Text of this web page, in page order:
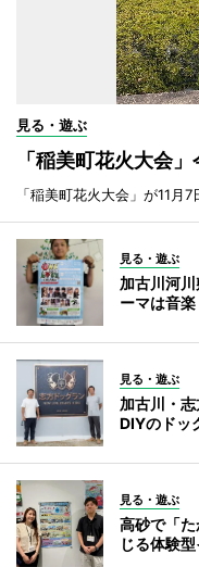
見る・遊ぶ
「稲美町花火大会
「稲美町花火大会」が11月7
見る・遊ぶ
加古川河
ーマは音
見る・遊ぶ
加古川・
DIYのドッ
見る・遊ぶ
高砂で「
じる体験